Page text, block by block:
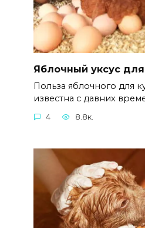
Яблочный уксус
Польза яблочного для
известна с давних
4 8.8к.